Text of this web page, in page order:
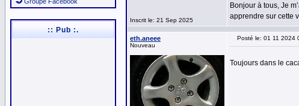
:: Pub :.
Inscrit le: 21 Sep 2025
Bonjour à tous, Je
apprendre sur cette
eth.aneee
Nouveau
Posté le: 01 11 2024
Toujours dans le